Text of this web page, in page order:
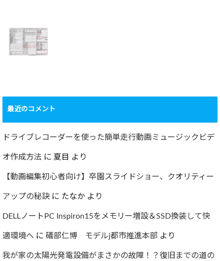
撮影方法のレクチ
ャー
2022.12.24
要再検査となって
しまった…
2022.07.30
最近のコメント
ドライブレコーダーを使った簡単走行動画ミュージックビデ
オ作成方法 に 夏目 より
【動画編集初心者向け】卒園スライドショー、クオリティー
アップの秘訣に たなか より
DELLノートPC Inspiron15をメモリー増設＆SSD換装して快
適環境へ に 礒部仁博 モデルj都市推進本部 より
我が家の太陽光発電設備がまさかの故障！？復旧までの道の